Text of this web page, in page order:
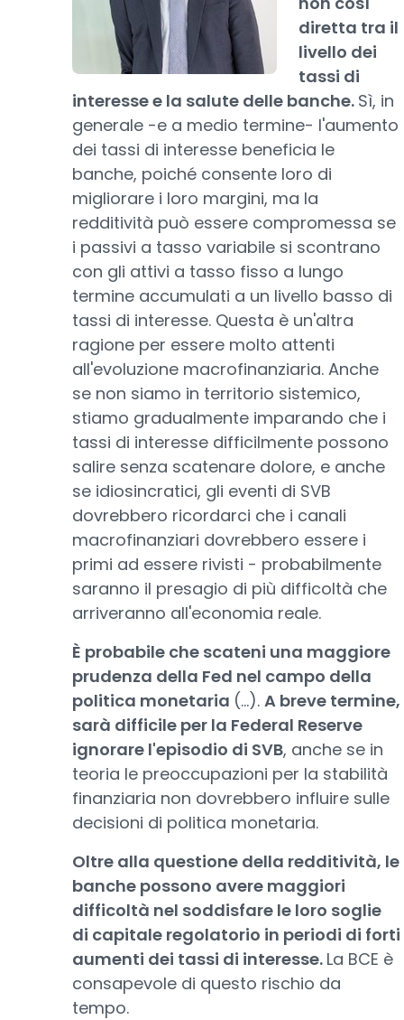
diretta tra il
livello dei
tassi di
interesse e la salute delle banche. Sì, in
generale -e a medio termine- l'aumento
dei tassi di interesse beneficia le
banche, poiché consente loro di
migliorare i loro margini, ma la
redditività può essere compromessa se
i passivi a tasso variabile si scontrano
con gli attivi a tasso fisso a lungo
termine accumulati a un livello basso di
tassi di interesse. Questa è un'altra
ragione per essere molto attenti
all'evoluzione macrofinanziaria. Anche
se non siamo in territorio sistemico,
stiamo gradualmente imparando che i
tassi di interesse difficilmente possono
salire senza scatenare dolore, e anche
se idiosincratici, gli eventi di SVB
dovrebbero ricordarci che i canali
macrofinanziari dovrebbero essere i
primi ad essere rivisti - probabilmente
saranno il presagio di più difficoltà che
arriveranno all'economia reale.
È probabile che scateni una maggiore
prudenza della Fed nel campo della
politica monetaria (...). A breve termine,
sarà difficile per la Federal Reserve
ignorare l'episodio di SVB, anche se in
teoria le preoccupazioni per la stabilità
finanziaria non dovrebbero influire sulle
decisioni di politica monetaria.
Oltre alla questione della redditività, le
banche possono avere maggiori
difficoltà nel soddisfare le loro soglie
di capitale regolatorio in periodi di forti
aumenti dei tassi di interesse. La BCE è
consapevole di questo rischio da
tempo.